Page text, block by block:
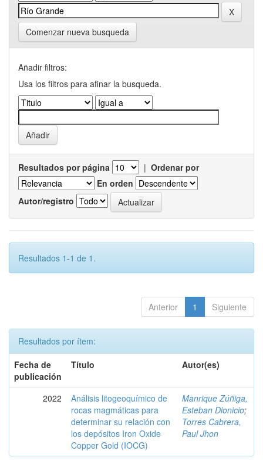
Comenzar nueva busqueda
Añadir filtros:
Usa los filtros para afinar la busqueda.
Resultados por página | Ordenar por
En orden
Autor/registro
Resultados 1-1 de 1.
Anterior 1 Siguiente
Resultados por ítem:
Fecha de
publicación
Título Autor(es)
2022
Análisis litogeoquímico de
rocas magmáticas para
determinar su relación con
los depósitos Iron Oxide
Copper Gold (IOCG)
Manrique Zúñiga,
Esteban Dionicio;
Torres Cabrera,
Paul Jhon